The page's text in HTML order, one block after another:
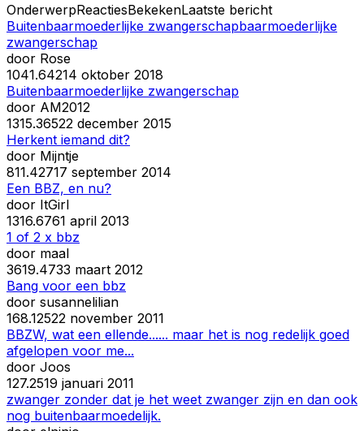
OnderwerpReactiesBekekenLaatste bericht
Buitenbaarmoederlijke zwangerschapbaarmoederlijke
zwangerschap
door Rose
1041.64214 oktober 2018
Buitenbaarmoederlijke zwangerschap
door AM2012
1315.36522 december 2015
Herkent iemand dit?
door Mijntje
811.42717 september 2014
Een BBZ, en nu?
door ItGirl
1316.6761 april 2013
1 of 2 x bbz
door maal
3619.4733 maart 2012
Bang voor een bbz
door susannelilian
168.12522 november 2011
BBZW, wat een ellende...... maar het is nog redelijk goed
afgelopen voor me...
door Joos
127.2519 januari 2011
zwanger zonder dat je het weet zwanger zijn en dan ook
nog buitenbaarmoedelijk.